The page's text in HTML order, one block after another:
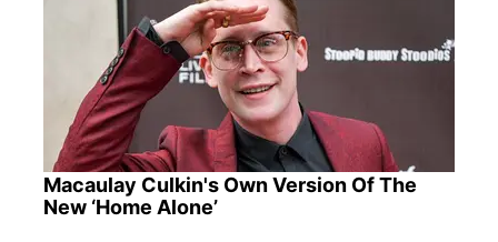
Macaulay Culkin's Own Version Of The
New ‘Home Alone’